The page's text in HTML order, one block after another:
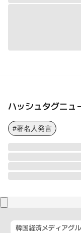
ハッシュタグニュ
#著名人発言
韓国経済メディアグ